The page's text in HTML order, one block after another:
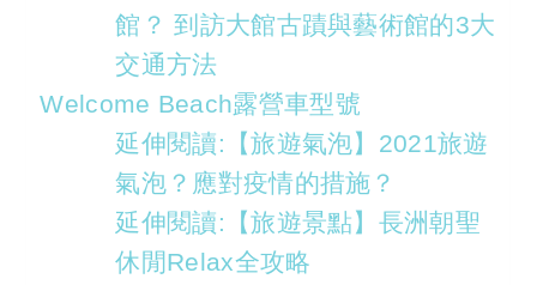
館？ 到訪大館古蹟與藝術館的3大
交通方法
Welcome Beach露營車型號
延伸閱讀:【旅遊氣泡】2021旅遊
氣泡？應對疫情的措施？
延伸閱讀:【旅遊景點】長洲朝聖
休閒Relax全攻略